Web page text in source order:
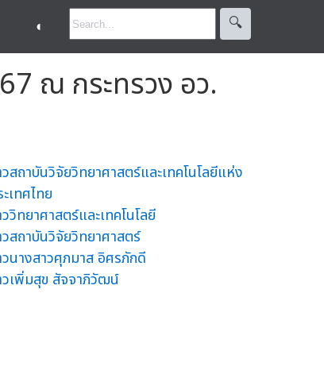
◐ 🔍︎
ณ กระทรวง อว.
สถาบันวิจัยวิทยาศาสตร์และเทคโนโลยีแห่ง
เทศไทย
วิทยาศาสตร์และเทคโนโลยี
วสถาบันวิจัยวิทยาศาสตร์
วนางสาวศุภมาส อิศรภักดี
วเพิ่มสุข สัจจาภิวัฒน์